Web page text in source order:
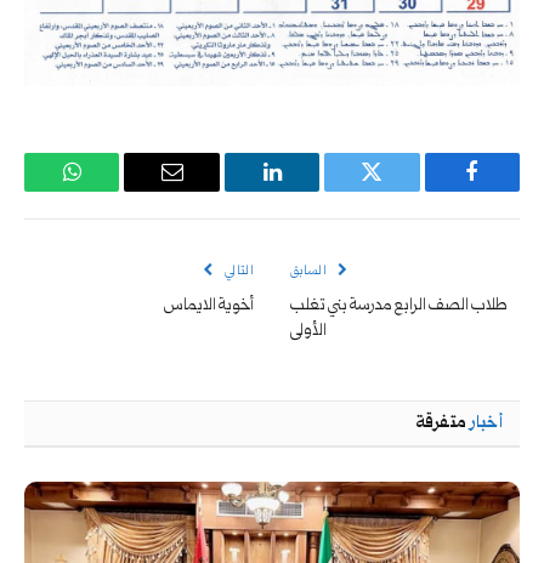
فيسبوك تويتر لينكدإن
البريد
واتساب
السابق
طلاب الصف الرابع مدرسة بني تغلب
الأولى
التالي
أخوية الايماس
أخبارمتفرقة